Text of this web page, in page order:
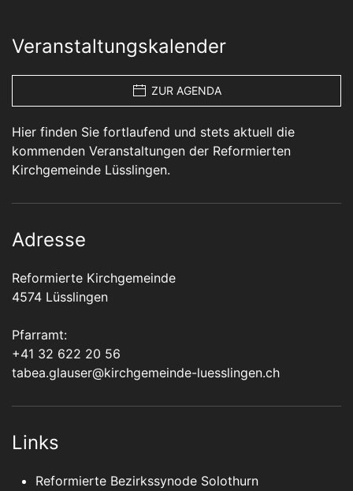
Veranstaltungskalender
ZUR AGENDA
Hier finden Sie fortlaufend und stets aktuell die
kommenden Veranstaltungen der Reformierten
Kirchgemeinde Lüsslingen.
Adresse
Reformierte Kirchgemeinde
4574 Lüsslingen
Pfarramt:
+41 32 622 20 56
tabea.glauser@kirchgemeinde-luesslingen.ch
Links
Reformierte Bezirkssynode Solothurn